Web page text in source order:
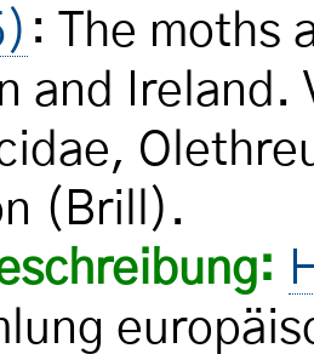
: The moths
and Ireland.
(Brill).